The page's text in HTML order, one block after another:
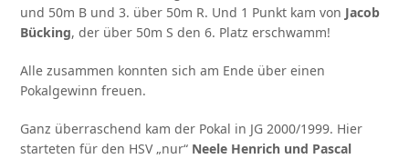
und 50m B und 3. über 50m R. Und 1 Punkt kam von Jacob
Bücking, der über 50m S den 6. Platz erschwamm!
Alle zusammen konnten sich am Ende über einen
Pokalgewinn freuen.
Ganz überraschend kam der Pokal in JG 2000/1999. Hier
starteten für den HSV „nur“ Neele Henrich und Pascal